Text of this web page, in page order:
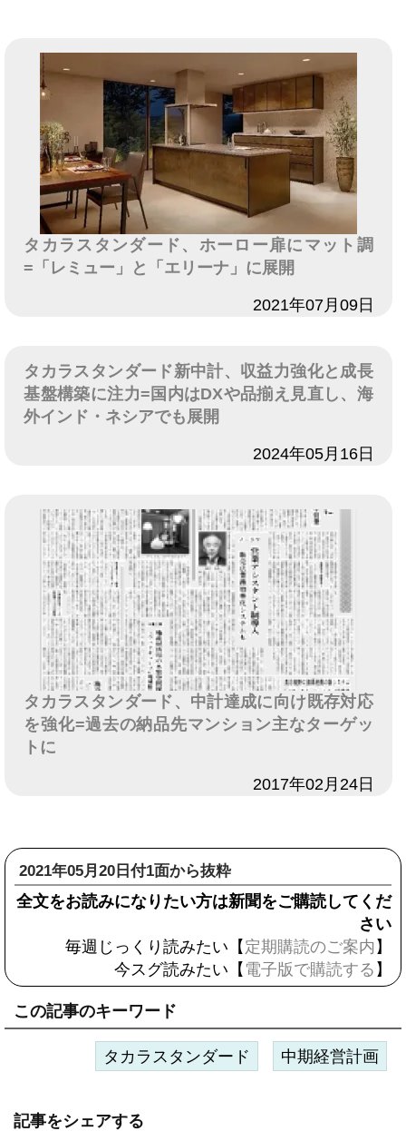
タカラスタンダード、ホーロー扉にマット調
=「レミュー」と「エリーナ」に展開
2021年07月09日
タカラスタンダード新中計、収益力強化と成長
基盤構築に注力=国内はDXや品揃え見直し、海
外インド・ネシアでも展開
2024年05月16日
タカラスタンダード、中計達成に向け既存対応
を強化=過去の納品先マンション主なターゲッ
トに
2017年02月24日
2021年05月20日付1面から抜粋
全文をお読みになりたい方は新聞をご購読してくだ
さい
毎週じっくり読みたい【 定期購読のご案内 】
今スグ読みたい【 電子版で購読する 】
この記事のキーワード
タカラスタンダード 中期経営計画
記事をシェアする